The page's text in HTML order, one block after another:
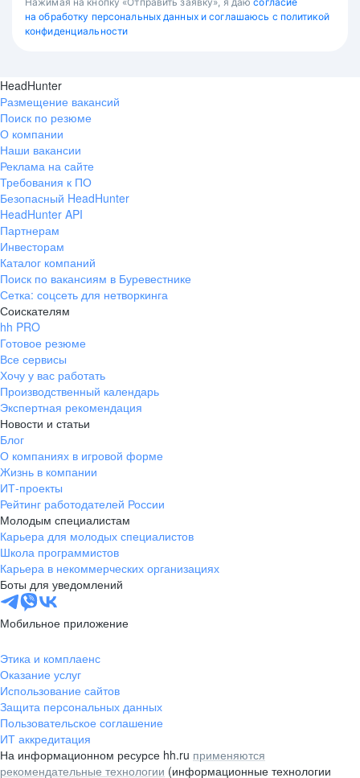
на обработку персональных данных и соглашаюсь с политикой
конфиденциальности
HeadHunter
Размещение вакансий
Поиск по резюме
О компании
Наши вакансии
Реклама на сайте
Требования к ПО
Безопасный HeadHunter
HeadHunter API
Партнерам
Инвесторам
Каталог компаний
Поиск по вакансиям в Буревестнике
Сетка: соцсеть для нетворкинга
Соискателям
hh PRO
Готовое резюме
Все сервисы
Хочу у вас работать
Производственный календарь
Экспертная рекомендация
Новости и статьи
Блог
О компаниях в игровой форме
Жизнь в компании
ИТ-проекты
Рейтинг работодателей России
Молодым специалистам
Карьера для молодых специалистов
Школа программистов
Карьера в некоммерческих организациях
Боты для уведомлений
Мобильное приложение
Этика и комплаенс
Оказание услуг
Использование сайтов
Защита персональных данных
Пользовательское соглашение
ИТ аккредитация
На информационном ресурсе hh.ru применяются
рекомендательные технологии (информационные технологии